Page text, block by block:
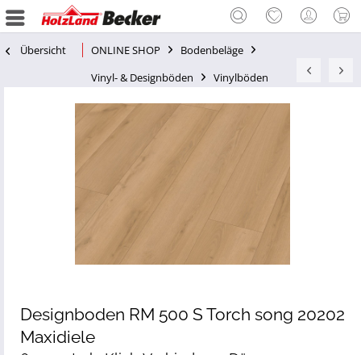
Übersicht ONLINE SHOP
Bodenbeläge
Vinyl- & Designböden
Vinylböden
Designboden RM 500 S Torch song 20202
Maxidiele